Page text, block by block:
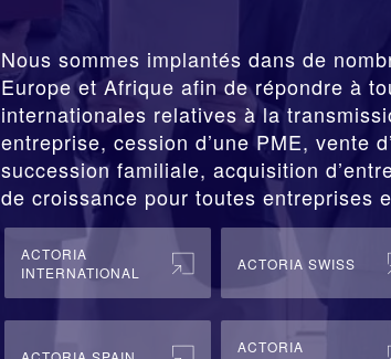
Nous sommes implantés dans de
Europe et Afrique afin de répondre à
internationales relatives à la
entreprise, cession d’une PME, vente
succession familiale, acquisition
de croissance pour toutes entreprises
ACTORIA
INTERNATIONAL
ACTORIA SWISS
ACTORIA